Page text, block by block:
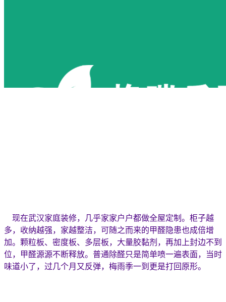
现在武汉家庭装修，几乎家家户户都做全屋定制。柜子越
多，收纳越强，家越整洁，可随之而来的甲醛隐患也成倍增
加。颗粒板、密度板、多层板，大量胶黏剂，再加上封边不到
位，甲醛源源不断释放。普通除醛只是简单喷一遍表面，当时
味道小了，过几个月又反弹，梅雨季一到更是打回原形。